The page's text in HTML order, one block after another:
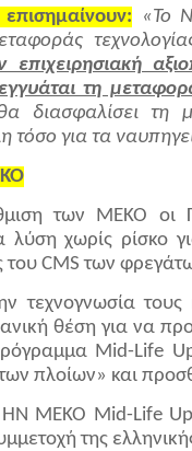
επισημαίνουν:
«Το
επιχειρησιακή
τη
διασφαλίσει τη
τόσο για τα
των ΜΕΚΟ οι
λύση χωρίς ρίσκο
του CMS των
τεχνογνωσία
θέση για να
Mid-Life
πλοίων» και
MEKO Mid-Life
της